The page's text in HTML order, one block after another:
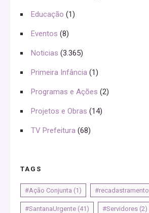
Educação (1)
Eventos (8)
Noticias (3.365)
Primeira Infância (1)
Programas e Ações (2)
Projetos e Obras (14)
TV Prefeitura (68)
TAGS
#Ação Conjunta (1) #recadastramento
#SantanaUrgente (41) #Servidores (2)